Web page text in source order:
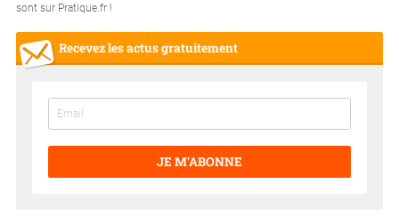
sont sur Pratique.fr !
Recevez les actus gratuitement
JE M'ABONNE